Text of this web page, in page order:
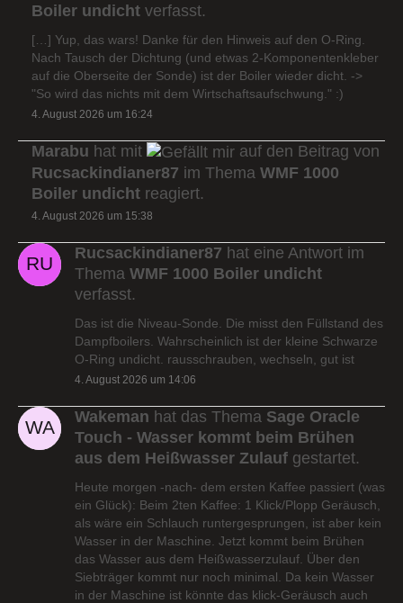
Boiler undicht verfasst.
[…] Yup, das wars! Danke für den Hinweis auf den O-Ring.
Nach Tausch der Dichtung (und etwas 2-Komponentenkleber
auf die Oberseite der Sonde) ist der Boiler wieder dicht. ->
"So wird das nichts mit dem Wirtschaftsaufschwung." :)
4. August 2026 um 16:24
Marabu hat mit
auf den Beitrag von
Rucsackindianer87 im Thema WMF 1000
Boiler undicht reagiert.
4. August 2026 um 15:38
Rucsackindianer87 hat eine Antwort im
Thema WMF 1000 Boiler undicht
verfasst.
Das ist die Niveau-Sonde. Die misst den Füllstand des
Dampfboilers. Wahrscheinlich ist der kleine Schwarze
O-Ring undicht. rausschrauben, wechseln, gut ist
4. August 2026 um 14:06
Wakeman hat das Thema Sage Oracle
Touch - Wasser kommt beim Brühen
aus dem Heißwasser Zulauf gestartet.
Heute morgen -nach- dem ersten Kaffee passiert (was
ein Glück): Beim 2ten Kaffee: 1 Klick/Plopp Geräusch,
als wäre ein Schlauch runtergesprungen, ist aber kein
Wasser in der Maschine. Jetzt kommt beim Brühen
das Wasser aus dem Heißwasserzulauf. Über den
Siebträger kommt nur noch minimal. Da kein Wasser
in der Maschine ist könnte das klick-Geräusch auch